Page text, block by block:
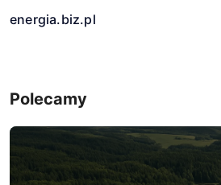
energia.biz.pl
Polecamy